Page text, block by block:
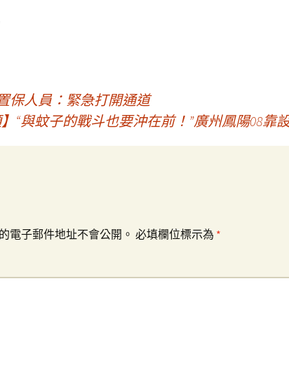
保人員：緊急打開通道
】“與蚊子的戰斗也要沖在前！”廣州鳳陽08靠
電子郵件地址不會公開。 必填欄位標示為 *